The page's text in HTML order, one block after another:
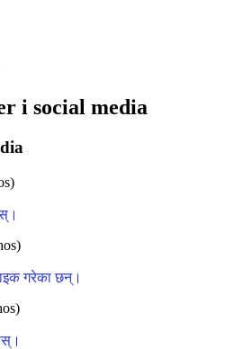
i social media
गरेका छन्।